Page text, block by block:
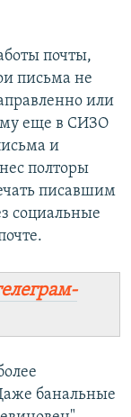
почты,
письма не
или
еще в СИЗО
и
полторы
писавшим
социальные
банальные